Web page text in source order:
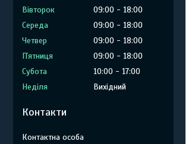
Вівторок
09:00
18:00
Середа
09:00
18:00
Четвер
09:00
18:00
Пʼятниця
09:00
18:00
Субота
10:00
17:00
Неділя
Вихідний
Контакти